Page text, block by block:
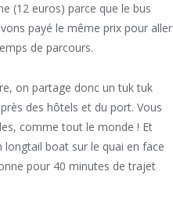
(12 euros) parce que le bus
payé le même prix pour aller
de parcours.
on partage donc un tuk tuk
des hôtels et du port. Vous
comme tout le monde ! Et
longtail boat sur le quai en face
pour 40 minutes de trajet